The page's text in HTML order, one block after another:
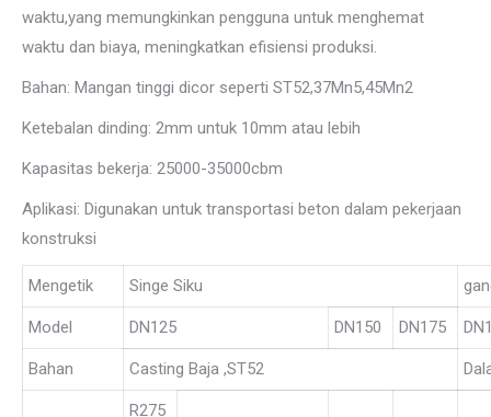
waktu,yang memungkinkan pengguna untuk menghemat
waktu dan biaya, meningkatkan efisiensi produksi.
Bahan: Mangan tinggi dicor seperti ST52,37Mn5,45Mn2
Ketebalan dinding: 2mm untuk 10mm atau lebih
Kapasitas bekerja: 25000-35000cbm
Aplikasi: Digunakan untuk transportasi beton dalam pekerjaan
konstruksi
Mengetik Singe Siku
Model DN125 DN150 DN175
Bahan Casting Baja ,ST52
R275